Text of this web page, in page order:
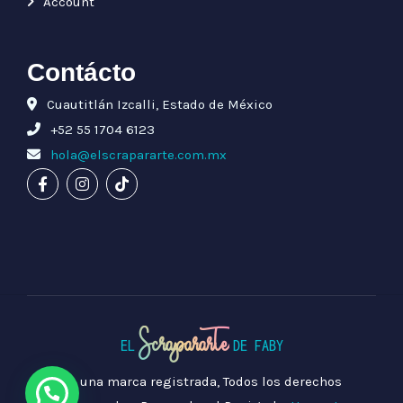
Contácto
Cuautitlán Izcalli, Estado de México
+52 55 1704 6123
hola@elscrapararte.com.mx
EL Scrapararte DE FABY
Es una marca registrada, Todos los derechos